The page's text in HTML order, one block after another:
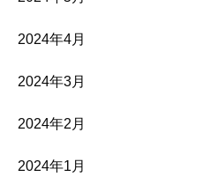
2024年4月
2024年3月
2024年2月
2024年1月